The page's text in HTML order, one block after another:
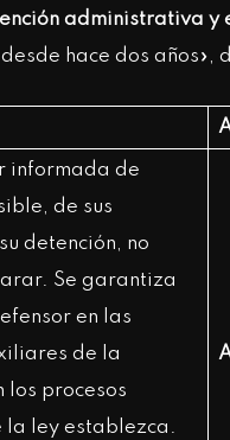
administrativa
hace dos años»,
informada de
de sus
detención, no
Se garantiza
en las
de la
los procesos
la ley establezca.